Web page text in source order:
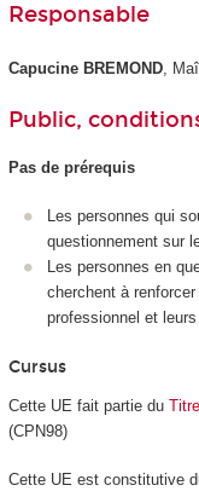
Responsable
Capucine BREMOND,
Public,
Pas de prérequis
Les personnes qui
questionnement sur
Les personnes en
cherchent à
professionnel et
Cursus
Cette UE fait partie du
(CPN98)
Cette UE est constitutive